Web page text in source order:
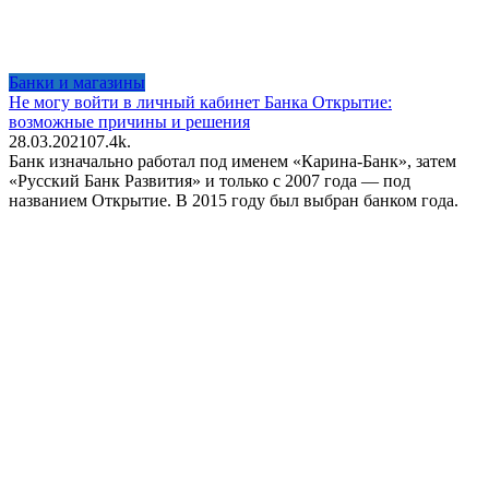
Банки и магазины
Не могу войти в личный кабинет Банка Открытие:
возможные причины и решения
28.03.202107.4k.
Банк изначально работал под именем «Карина-Банк», затем
«Русский Банк Развития» и только с 2007 года — под
названием Открытие. В 2015 году был выбран банком года.